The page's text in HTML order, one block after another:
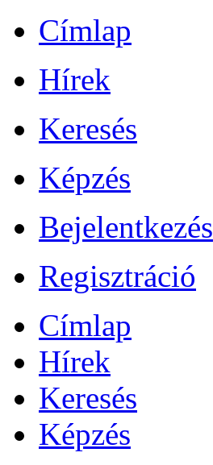
Címlap
Hírek
Keresés
Képzés
Bejelentkezés
Regisztráció
Címlap
Hírek
Keresés
Képzés